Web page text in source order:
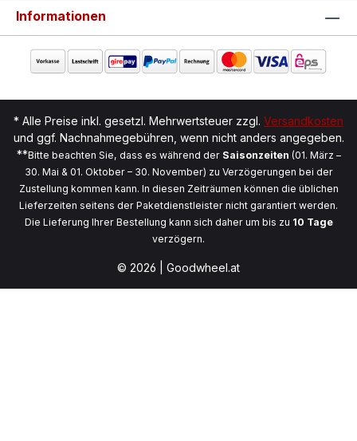
Informationen
* Alle Preise inkl. gesetzl. Mehrwertsteuer zzgl. Versandkosten
und ggf. Nachnahmegebühren, wenn nicht anders angegeben.
**Bitte beachten Sie, dass es während der Saisonzeiten (01. März –
30. Mai & 01. Oktober – 30. November) zu Verzögerungen bei der
Zustellung kommen kann. In diesen Zeiträumen können die üblichen
Lieferzeiten seitens der Paketdienstleister nicht garantiert werden.
Die Lieferung Ihrer Bestellung kann sich daher um bis zu 10 Tage
verzögern.
© 2026 | Goodwheel.at